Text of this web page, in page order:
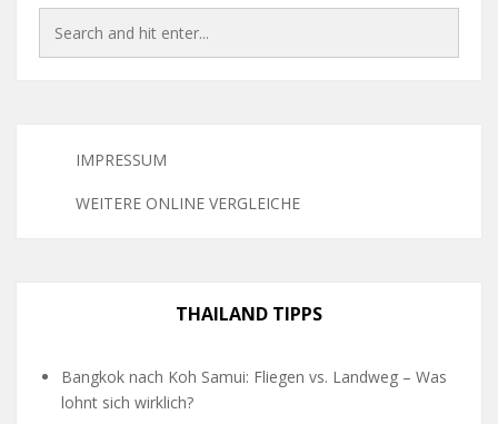
IMPRESSUM
WEITERE ONLINE VERGLEICHE
THAILAND TIPPS
Bangkok nach Koh Samui: Fliegen vs. Landweg – Was
lohnt sich wirklich?